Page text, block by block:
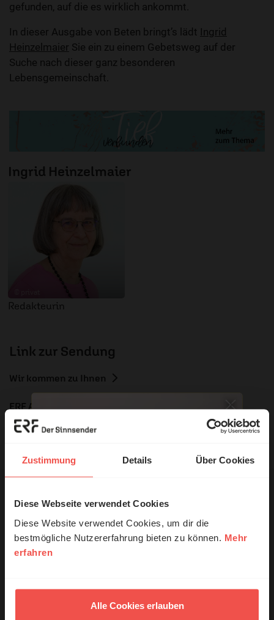
Zustimmung Details Über Cookies
Diese Webseite verwendet Cookies
Diese Website verwendet Cookies, um dir die
bestmögliche Nutzererfahrung bieten zu können. Mehr
erfahren
Alle Cookies erlauben
gefunden, auf die es wirklich ankommt.
In dieser Ausgabe von Beten bringt’s lädt Ingrid
Heinzelmaier Sie ein zu einem Gebetsweg auf der
Suche nach dieser ganz besonderen
Lebensgemeinschaft.
Ingrid Heinzelmaier
Redakteurin
Link zur Sendung
Wir kommen zu Ihnen
ERF Antenne online lesen
Dossier zum Thema: „Freundschaft“
Ihr Kommentar
Name:
© Ruth Schneider / ERF